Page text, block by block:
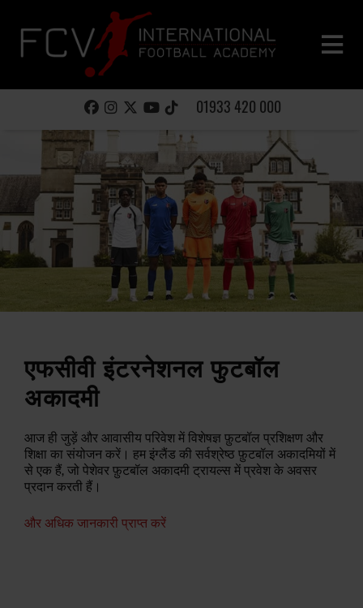
01933 420 000
एफसीवी इंटरनेशनल फुटबॉल
अकादमी
आज ही जुड़ें और आवासीय परिवेश में विशेषज्ञ फ़ुटबॉल प्रशिक्षण और
शिक्षा का संयोजन करें। हम इंग्लैंड की सर्वश्रेष्ठ फ़ुटबॉल अकादमियों में
से एक हैं, जो पेशेवर फ़ुटबॉल अकादमी ट्रायल्स में प्रवेश के अवसर
प्रदान करती हैं।
और अधिक जानकारी प्राप्त करें